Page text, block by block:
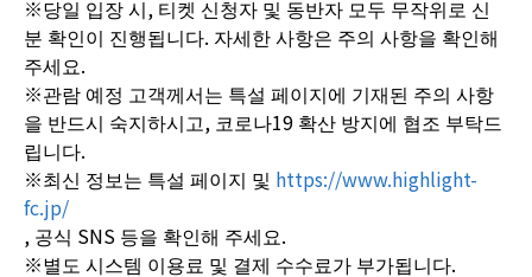
※당일 입장 시, 티켓 신청자 및 동반자 모두 무작위로 신
분 확인이 진행됩니다. 자세한 사항은 주의 사항을 확인해
주세요.
※관람 예정 고객께서는 특설 페이지에 기재된 주의 사항
을 반드시 숙지하시고, 코로나19 확산 방지에 협조 부탁드
립니다.
※최신 정보는 특설 페이지 및 https://www.highlight-
fc.jp/
, 공식 SNS 등을 확인해 주세요.
※별도 시스템 이용료 및 결제 수수료가 부가됩니다.